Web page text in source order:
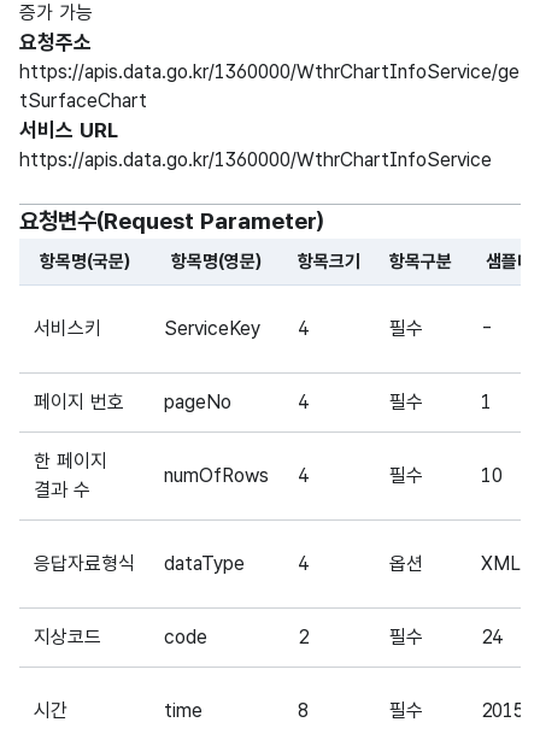
증가 가능
요청주소
https://apis.data.go.kr/1360000/WthrChartInfoService/ge
tSurfaceChart
서비스 URL
https://apis.data.go.kr/1360000/WthrChartInfoService
요청변수(Request Parameter)
항목명(국문) 항목명(영문) 항목크기 항목구분 샘플데
서비스키 ServiceKey 4 필수 -
페이지 번호 pageNo 4 필수 1
한 페이지
결과 수
numOfRows 4 필수 10
응답자료형식 dataType 4 옵션 XML
지상코드 code 2 필수 24
시간 time 8 필수